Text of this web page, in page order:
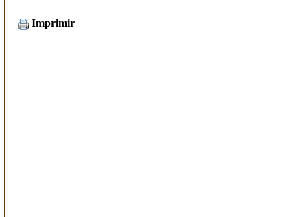
Imprimir